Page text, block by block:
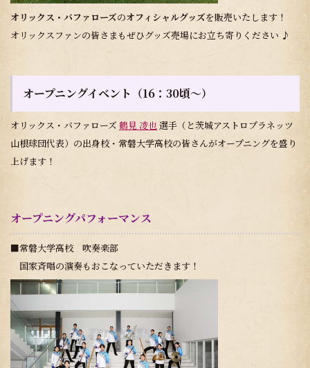
オリックス・バファローズのオフィシャルグッズを販売いたします！
オリックスファンの皆さまもぜひグッズ売場にお立ち寄りください ♪
オープニングイベント（16：30頃～）
オリックス・バファローズ 鶴見 凌也 選手 （と茨城アストロプラネッツ
山根球団代表） の出身校・常磐大学高校の皆さんがオープニングを盛り
上げます！
オープニングパフォーマンス
■常磐大学高校 吹奏楽部
国家斉唱の演奏もおこなっていただきます！